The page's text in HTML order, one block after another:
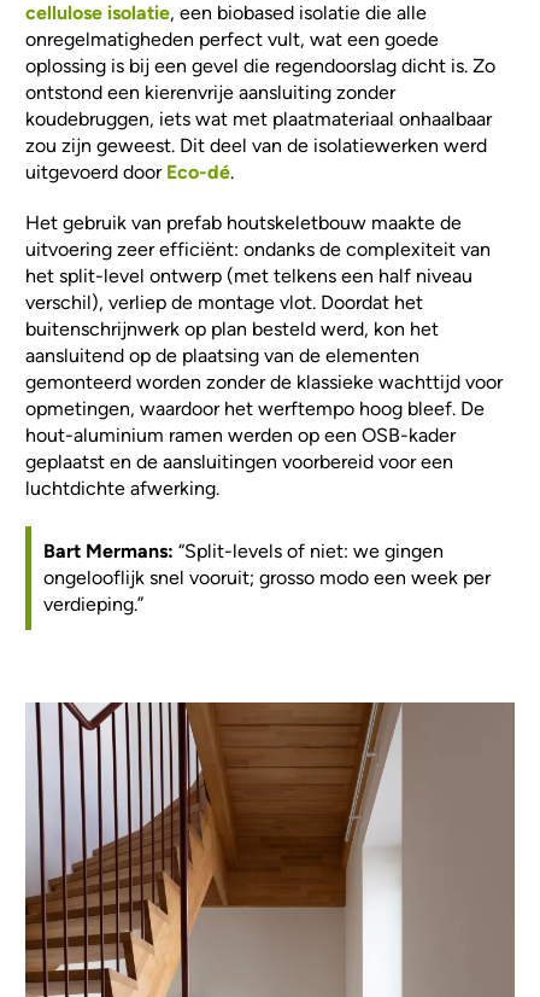
cellulose isolatie, een biobased isolatie die alle
onregelmatigheden perfect vult, wat een goede
oplossing is bij een gevel die regendoorslag dicht is. Zo
ontstond een kierenvrije aansluiting zonder
koudebruggen, iets wat met plaatmateriaal onhaalbaar
zou zijn geweest. Dit deel van de isolatiewerken werd
uitgevoerd door Eco-dé.
Het gebruik van prefab houtskeletbouw maakte de
uitvoering zeer efficiënt: ondanks de complexiteit van
het split-level ontwerp (met telkens een half niveau
verschil), verliep de montage vlot. Doordat het
buitenschrijnwerk op plan besteld werd, kon het
aansluitend op de plaatsing van de elementen
gemonteerd worden zonder de klassieke wachttijd voor
opmetingen, waardoor het werftempo hoog bleef. De
hout-aluminium ramen werden op een OSB-kader
geplaatst en de aansluitingen voorbereid voor een
luchtdichte afwerking.
Bart Mermans: “Split-levels of niet: we gingen
ongelooflijk snel vooruit; grosso modo een week per
verdieping.”